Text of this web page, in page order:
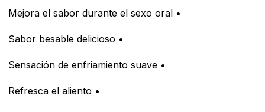
Mejora el sabor durante el sexo oral •
Sabor besable delicioso •
Sensación de enfriamiento suave •
Refresca el aliento •